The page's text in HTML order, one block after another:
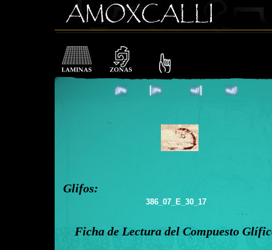
Glifos:
386_07_E_30_17
Ficha de Lectura del Compuesto